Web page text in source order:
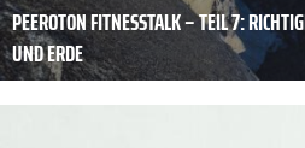
PEEROTON FITNESSTALK – TEIL 7:
UND ERDE